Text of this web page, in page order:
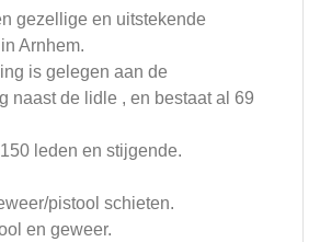
gezellige en uitstekende
Arnhem.
is gelegen aan de
naast de lidle , en bestaat al 69
leden en stijgende.
pistool schieten.
en geweer.